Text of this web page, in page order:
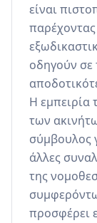
είναι
οδηγούν σε
Η εμπειρία
των
σύμβουλος
άλλες
της
προσφέρει